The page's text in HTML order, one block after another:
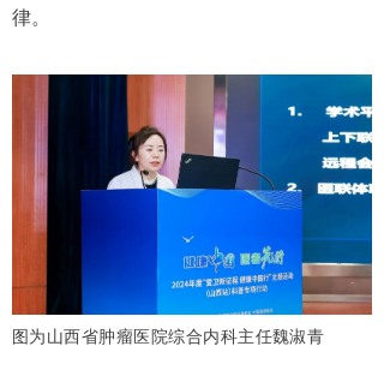
律。
图为山西省肿瘤医院综合内科主任魏淑青